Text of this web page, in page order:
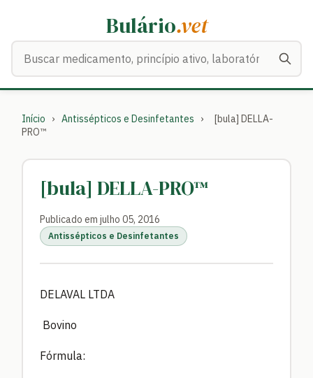
Bulário.vet
Início › Antissépticos e Desinfetantes ›
[bula] DELLA-
PRO™
[bula] DELLA-PRO™
Publicado em julho 05, 2016
Antissépticos e Desinfetantes
DELAVAL LTDA
Bovino
Fórmula: